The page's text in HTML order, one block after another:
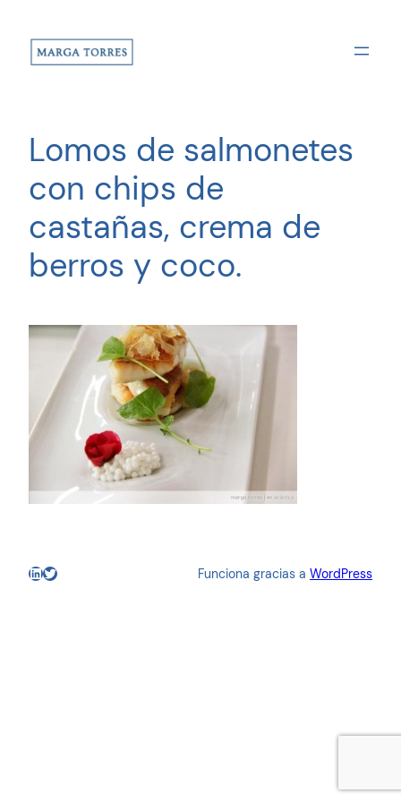
contenido
Lomos de salmonetes
con chips de
castañas, crema de
berros y coco.
LinkedIn
Twitter Funciona gracias a WordPress